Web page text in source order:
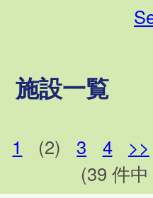
施設一覧
1 (2) 3 4
>>
(39 件